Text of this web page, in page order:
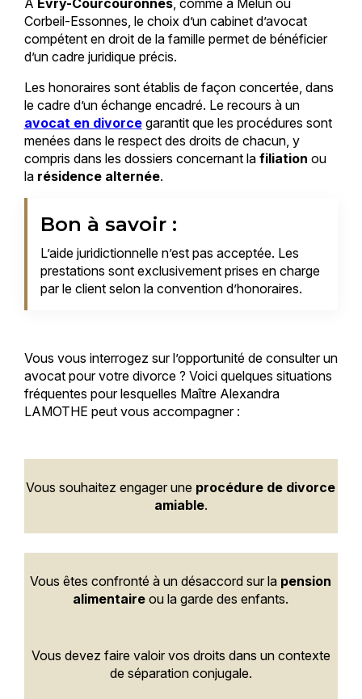
À Évry-Courcouronnes, comme à Melun ou
Corbeil-Essonnes, le choix d’un cabinet d’avocat
compétent en droit de la famille permet de bénéficier
d’un cadre juridique précis.
Les honoraires sont établis de façon concertée, dans
le cadre d’un échange encadré. Le recours à un
avocat en divorcegarantit que les procédures sont
menées dans le respect des droits de chacun, y
compris dans les dossiers concernant la filiation ou
larésidence alternée.
Bon à savoir :
L’aide juridictionnelle n’est pas acceptée. Les
prestations sont exclusivement prises en charge
par le client selon la convention d’honoraires.
Vous vous interrogez sur l’opportunité de consulter un
avocat pour votre divorce ? Voici quelques situations
fréquentes pour lesquelles Maître Alexandra
LAMOTHE peut vous accompagner :
Vous souhaitez engager une procédure de divorce
amiable.
Vous êtes confronté à un désaccord sur la pension
alimentaire ou la garde des enfants.
Vous devez faire valoir vos droits dans un contexte
de séparation conjugale.